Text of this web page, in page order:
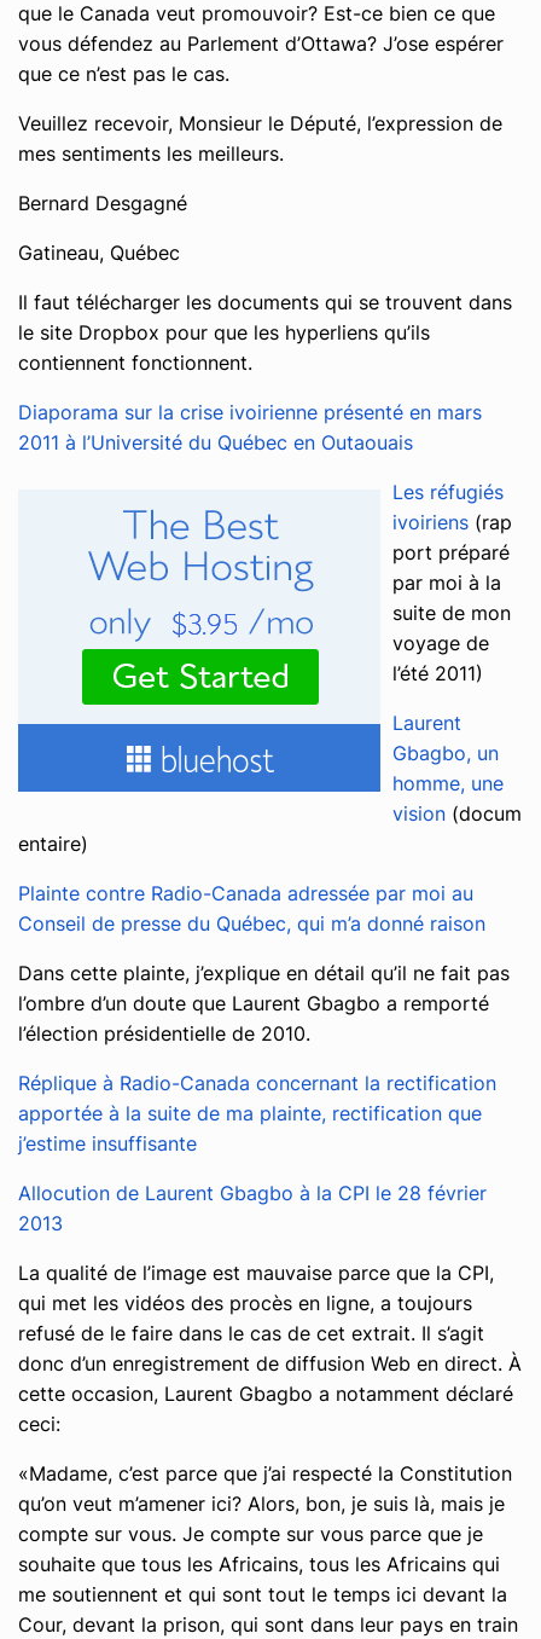
que le Canada veut promouvoir? Est-ce bien ce que
vous défendez au Parlement d’Ottawa? J’ose espérer
que ce n’est pas le cas.
Veuillez recevoir, Monsieur le Député, l’expression de
mes sentiments les meilleurs.
Bernard Desgagné
Gatineau, Québec
Il faut télécharger les documents qui se trouvent dans
le site Dropbox pour que les hyperliens qu’ils
contiennent fonctionnent.
Diaporama sur la crise ivoirienne présenté en mars
2011 à l’Université du Québec en Outaouais
Les réfugiés
ivoiriens (rap
port préparé
par moi à la
suite de mon
voyage de
l’été 2011)
Laurent
Gbagbo, un
homme, une
vision (docum
entaire)
Plainte contre Radio-Canada adressée par moi au
Conseil de presse du Québec, qui m’a donné raison
Dans cette plainte, j’explique en détail qu’il ne fait pas
l’ombre d’un doute que Laurent Gbagbo a remporté
l’élection présidentielle de 2010.
Réplique à Radio-Canada concernant la rectification
apportée à la suite de ma plainte, rectification que
j’estime insuffisante
Allocution de Laurent Gbagbo à la CPI le 28 février
2013
La qualité de l’image est mauvaise parce que la CPI,
qui met les vidéos des procès en ligne, a toujours
refusé de le faire dans le cas de cet extrait. Il s’agit
donc d’un enregistrement de diffusion Web en direct. À
cette occasion, Laurent Gbagbo a notamment déclaré
ceci:
«Madame, c’est parce que j’ai respecté la Constitution
qu’on veut m’amener ici? Alors, bon, je suis là, mais je
compte sur vous. Je compte sur vous parce que je
souhaite que tous les Africains, tous les Africains qui
me soutiennent et qui sont tout le temps ici devant la
Cour, devant la prison, qui sont dans leur pays en train